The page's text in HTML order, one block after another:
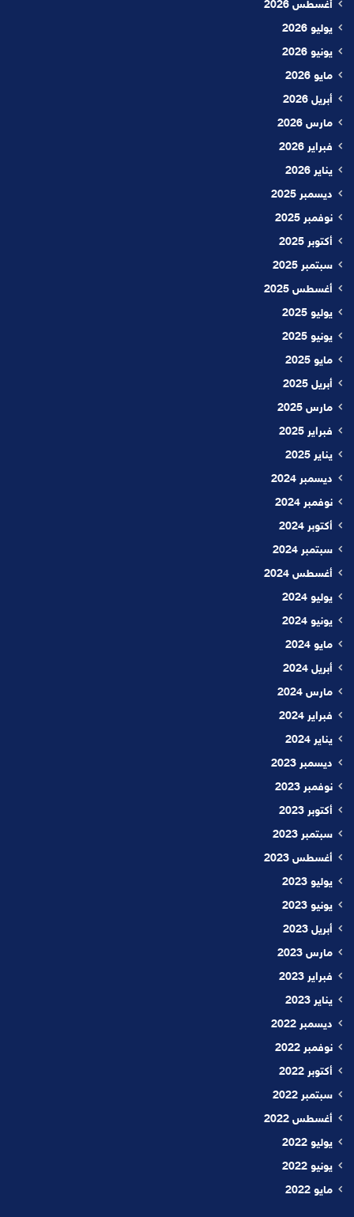
أغسطس 2026
يوليو 2026
يونيو 2026
مايو 2026
أبريل 2026
مارس 2026
فبراير 2026
يناير 2026
ديسمبر 2025
نوفمبر 2025
أكتوبر 2025
سبتمبر 2025
أغسطس 2025
يوليو 2025
يونيو 2025
مايو 2025
أبريل 2025
مارس 2025
فبراير 2025
يناير 2025
ديسمبر 2024
نوفمبر 2024
أكتوبر 2024
سبتمبر 2024
أغسطس 2024
يوليو 2024
يونيو 2024
مايو 2024
أبريل 2024
مارس 2024
فبراير 2024
يناير 2024
ديسمبر 2023
نوفمبر 2023
أكتوبر 2023
سبتمبر 2023
أغسطس 2023
يوليو 2023
يونيو 2023
أبريل 2023
مارس 2023
فبراير 2023
يناير 2023
ديسمبر 2022
نوفمبر 2022
أكتوبر 2022
سبتمبر 2022
أغسطس 2022
يوليو 2022
يونيو 2022
مايو 2022